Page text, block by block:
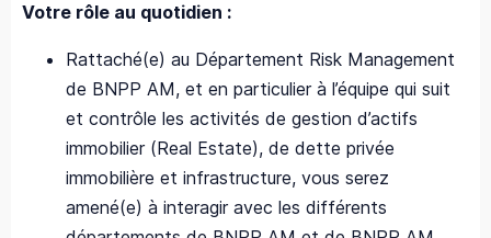
Votre rôle au quotidien :
Rattaché(e) au Département Risk Management
de BNPP AM, et en particulier à l’équipe qui suit
et contrôle les activités de gestion d’actifs
immobilier (Real Estate), de dette privée
immobilière et infrastructure, vous serez
amené(e) à interagir avec les différents